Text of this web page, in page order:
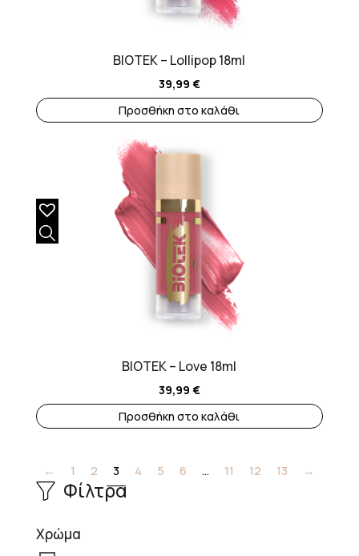
BIOTEK – Lollipop 18ml
39,99 €
Προσθήκη στο καλάθι
BIOTEK – Love 18ml
39,99 €
Προσθήκη στο καλάθι
← 1 2 3 4 5 6 … 11 12 13 →
Φίλτρα
Χρώμα